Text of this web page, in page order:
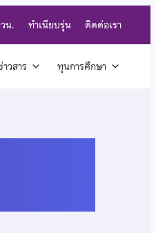
น. ทำเนียบรุ่น ติดต่อเรา
าวสาร ทุนการศึกษา